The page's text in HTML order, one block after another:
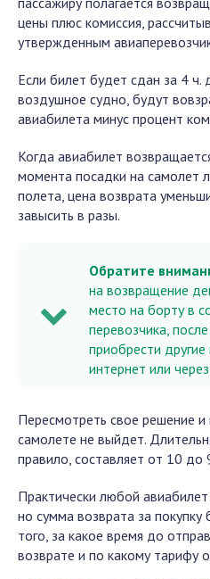
цены плюс комиссия,
утвержденным
Если билет будет сдан за 4 ч.
воздушное судно, будут
авиабилета минус процент
Когда авиабилет
момента посадки на самолет
полета, цена возврата
завысить в разы.
Обратите
на возвращение
место на борту в
перевозчика,
приобрести
интернет или
Пересмотреть свое решение и
самолете не выйдет.
правило, составляет от 10 до
Практически любой
но сумма возврата за покупку
того, за какое время до
возврате и по какому тарифу